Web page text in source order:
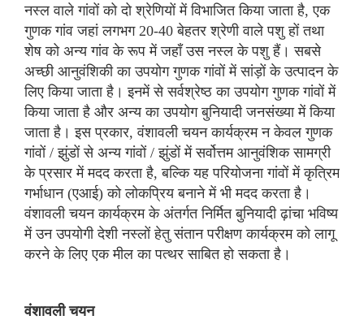
नस्ल वाले गांवों को दो श्रेणियों में विभाजित किया जाता है, एक
गुणक गांव जहां लगभग 20-40 बेहतर श्रेणी वाले पशु हों तथा
शेष को अन्य गांव के रूप में जहाँ उस नस्ल के पशु हैं। सबसे
अच्छी आनुवंशिकी का उपयोग गुणक गांवों में सांड़ों के उत्पादन के
लिए किया जाता है। इनमें से सर्वश्रेष्ठ का उपयोग गुणक गांवों में
किया जाता है और अन्य का उपयोग बुनियादी जनसंख्या में किया
जाता है। इस प्रकार, वंशावली चयन कार्यक्रम न केवल गुणक
गांवों / झुंडों से अन्य गांवों / झुंडों में सर्वोत्तम आनुवंशिक सामग्री
के प्रसार में मदद करता है, बल्कि यह परियोजना गांवों में कृत्रिम
गर्भाधान (एआई) को लोकप्रिय बनाने में भी मदद करता है।
वंशावली चयन कार्यक्रम के अंतर्गत निर्मित बुनियादी ढ़ांचा भविष्य
में उन उपयोगी देशी नस्लों हेतु संतान परीक्षण कार्यक्रम को लागू
करने के लिए एक मील का पत्थर साबित हो सकता है।
वंशावली चयन